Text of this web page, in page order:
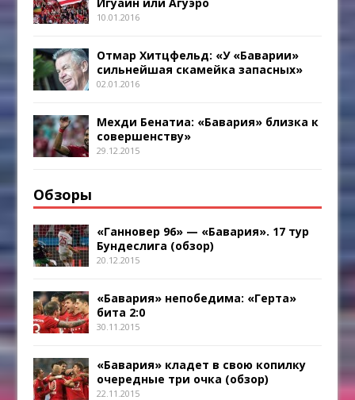
10.01.2016
Отмар Хитцфельд: «У «Баварии»
сильнейшая скамейка запасных»
02.01.2016
Мехди Бенатиа: «Бавария» близка к
совершенству»
29.12.2015
Обзоры
«Ганновер 96» — «Бавария». 17 тур
Бундеслига (обзор)
20.12.2015
«Бавария» непобедима: «Герта»
бита 2:0
30.11.2015
«Бавария» кладет в свою копилку
очередные три очка (обзор)
22.11.2015